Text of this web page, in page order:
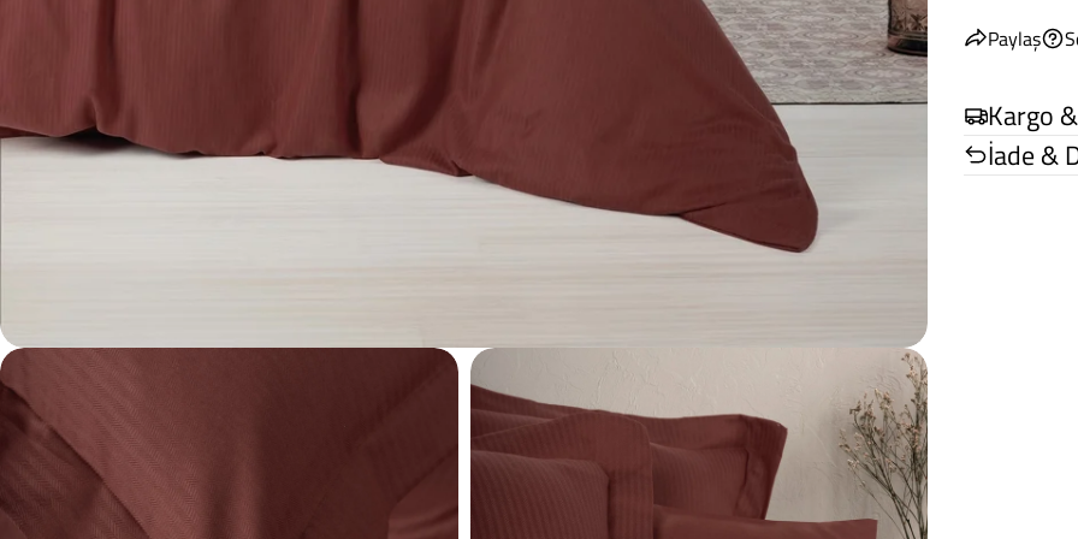
Paylaş
Kargo
İade &